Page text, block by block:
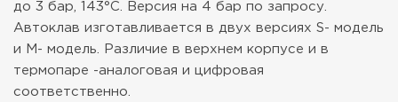
до 3 бар, 143°C. Версия на 4 бар по запросу.
Автоклав изготавливается в двух версиях S- модель
и М- модель.
Различие в верхнем корпусе и в
термопаре -аналоговая и цифровая
соответственно.